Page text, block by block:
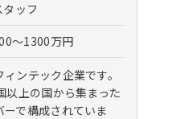
タッフ
～1300万円
ンテック企業です。
以上の国から集まった
で構成されていま